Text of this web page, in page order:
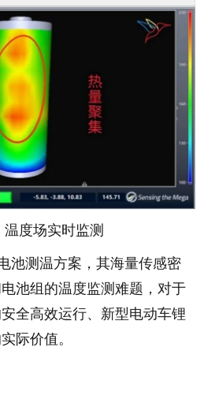
度场实时监测
测温方案，其海量传感密
池组的温度监测难题，对于
全高效运行、新型电动车锂
际价值。